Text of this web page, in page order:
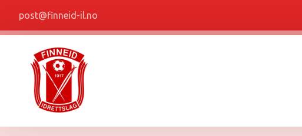
post@finneid-il.no